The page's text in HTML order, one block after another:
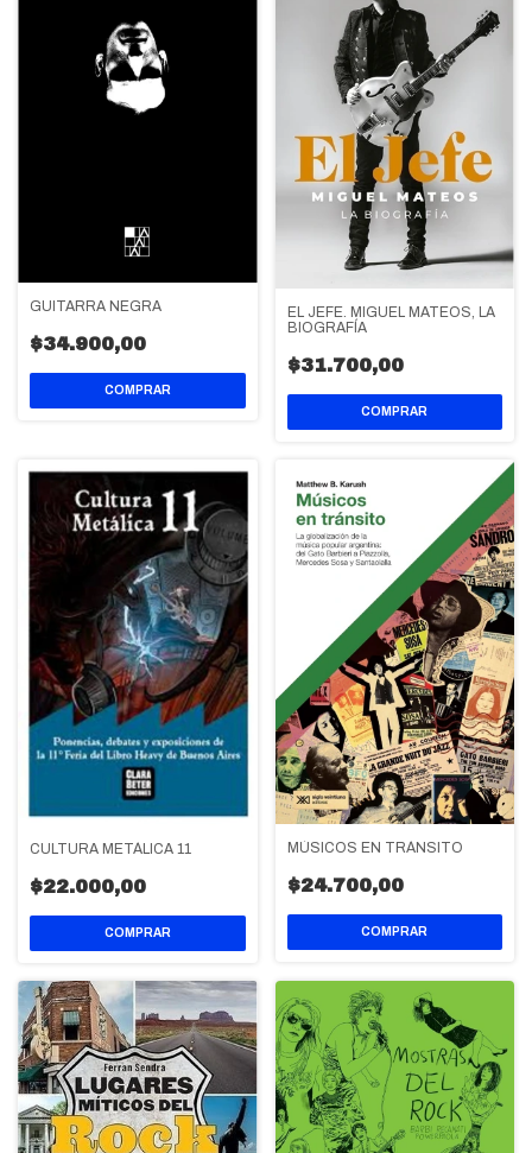
GUITARRA NEGRA
$34.900,00
EL JEFE. MIGUEL MATEOS, LA
BIOGRAFÍA
$31.700,00
CULTURA METÁLICA 11
$22.000,00
MÚSICOS EN TRÁNSITO
$24.700,00